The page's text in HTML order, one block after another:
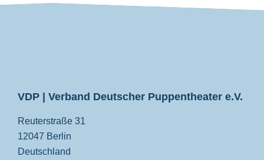
VDP | Verband Deutscher Puppentheater e.V.
Reuterstraße 31
12047 Berlin
Deutschland